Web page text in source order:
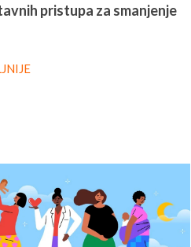
pristupa za smanjenje